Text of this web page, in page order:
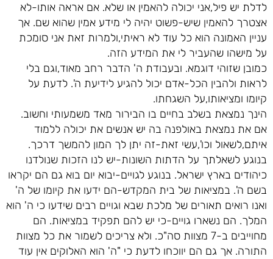
לדלת יש פיל,אני יכולה להאמין או שלא. אם אראה אותו-לא
אצטרך להאמין שיש-פשוט יהיה לי מידע אמין שהוא שם. אך
עניין האמונה הוא כל עוד לא ראיתי,ולמרות זאת אני סומכת
על מישהו שהעביר לי את המידע הזה.
כמובן שזוהי דוגמא. ובעבודת ה' הדבר רחב מאוד,וגם בלי
לראות ולהבין הכל-אדם יכול להגיע לידיעת ה'. לדעת על
קיומו ומציאותו,על השגחתו.
הינך נמצאת בשלב בחיים בו הבירור מאד משמעותי וחשוב.
אם את נמצאת באולפנה בה יש אנשים את יכולה ללמוד
איתם,לשאול וכו',עשי זאת-זה יתן לך המון להמשך דרכך.
בנוגע לשאלתך על הדתות השונות-יש לנו הזכות שנולדנו
כיהודים בארץ ישראל. בנוגע לגויים-יבוא יום בוא גם הם יקראו
בשם ה'. במציאות של בית המקדש-הם ידעו את קיומו של ה'
ואנו רואים תאורים של מלכת שבא וגויים רבים שידעו כי ה' הוא
המלך. הם נשארו גויים-כי יש להם תפקיד במציאות. הם
מחוייבים ב-7 מצוות סה"כ. ולא צריכים לשמור את כל מצוות
התורה. אך גם הם יווכחו לדעת כי "ה' הוא האלוקים אין עוד